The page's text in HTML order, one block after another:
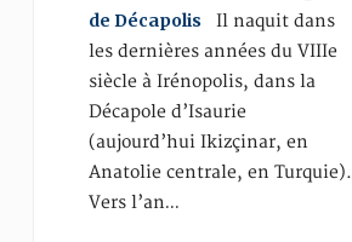
de Décapolis Il naquit dans
les dernières années du VIIIe
siècle à Irénopolis, dans la
Décapole d’Isaurie
(aujourd’hui Ikizçinar, en
Anatolie centrale, en Turquie).
Vers l’an…